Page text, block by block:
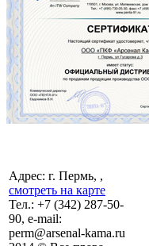
Адрес: г. Пермь, ,
смотреть на карте
Тел.: +7 (342) 287-50-
90, e-mail:
perm@arsenal-kama.ru